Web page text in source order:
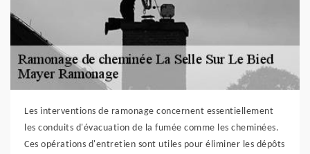
Les interventions de ramonage concernent essentiellement
les conduits d'évacuation de la fumée comme les cheminées.
Ces opérations d'entretien sont utiles pour éliminer les dépôts